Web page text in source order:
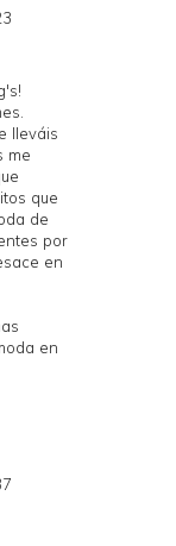
lleváis
me
que
de
por
en
en